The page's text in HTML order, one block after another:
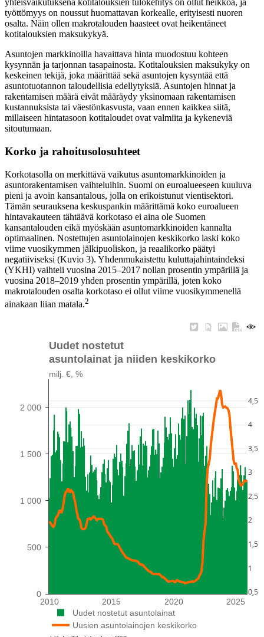
yhteisvaikutuksena kotitalouksien tulokehitys on ollut heikkoa, ja
työttömyys on noussut huomattavan korkealle, erityisesti nuoren
osalta. Näin ollen makrotalouden haasteet ovat heikentäneet
kotitalouksien maksukykyä.
Asuntojen markkinoilla havaittava hinta muodostuu kohteen
kysynnän ja tarjonnan tasapainosta. Kotitalouksien maksukyky on
keskeinen tekijä, joka määrittää sekä asuntojen kysyntää että
asuntotuotannon taloudellisia edellytyksiä. Asuntojen hinnat ja
rakentamisen määrä eivät määräydy yksinomaan rakentamisen
kustannuksista tai väestönkasvusta, vaan ennen kaikkea siitä,
millaiseen hintatasoon kotitaloudet ovat valmiita ja kykeneviä
sitoutumaan.
Korko ja rahoitusolosuhteet
Korkotasolla on merkittävä vaikutus asuntomarkkinoiden ja
asuntorakentamisen vaihteluihin. Suomi on euroalueeseen kuuluva
pieni ja avoin kansantalous, jolla on erikoistunut vientisektori.
Tämän seurauksena keskuspankin määrittämä koko euroalueen
hintavakauteen tähtäävä korkotaso ei aina ole Suomen
kansantalouden eikä myöskään asuntomarkkinoiden kannalta
optimaalinen. Nostettujen asuntolainojen keskikorko laski koko
viime vuosikymmen jälkipuoliskon, ja reaalikorko päätyi
negatiiviseksi (Kuvio 3). Yhdenmukaistettu kuluttajahintaindeksi
(YKHI) vaihteli vuosina 2015–2017 nollan prosentin ympärillä ja
vuosina 2018–2019 yhden prosentin ympärillä, joten koko
makrotalouden osalta korkotaso ei ollut viime vuosikymmenellä
ainakaan liian matala.2